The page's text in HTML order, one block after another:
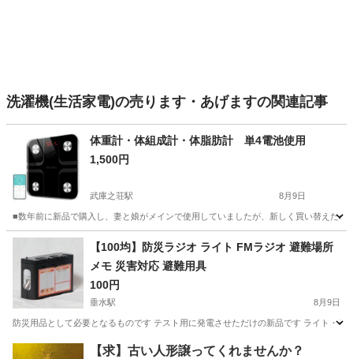
洗濯機(生活家電)の売ります・あげますの関連記事
体重計・体組成計・体脂肪計 単4電池使用
1,500円
武庫之荘駅 8月9日
■数年前に新品で購入し、妻と娘がメインで使用していましたが、新しく買い替えた
兵庫 尼崎市 武庫之荘駅 美容家電 体組成計
【100均】防災ラジオ ライト FMラジオ 避難場所
メモ 災害対応 避難用具
100円
垂水駅 8月9日
防災用品として必要となるものです テスト用に発電させただけの新品です ライト・
垂水駅 生活家電 用具
【求】古い人形譲ってくれませんか？